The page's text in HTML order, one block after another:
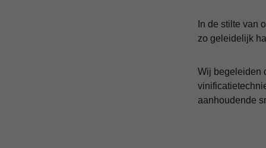
In de stilte van
zo geleidelijk
Wij begeleiden
aanhoudende